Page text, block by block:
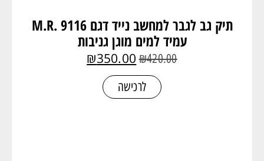
תיק גב לגבר למחשב נייד דגם 9116 .M.R
עמיד למים מוגן גניבות
₪420.00
₪350.00
לרכישה